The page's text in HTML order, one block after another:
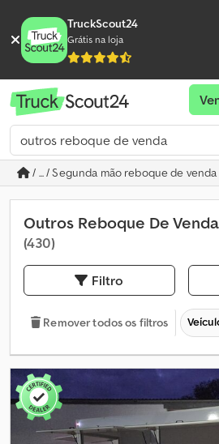
TruckScout24
Grátis na loja
/ ... / Segunda mão reboque de venda
Outros Reboque De
(430)
Filtro
Remover todos os filtros